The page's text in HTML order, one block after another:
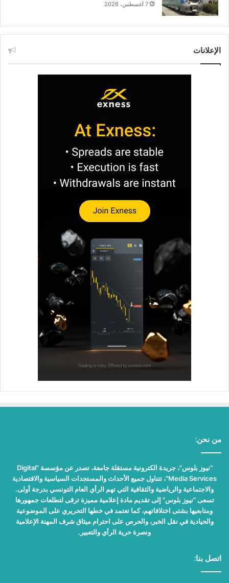
7 أغسطس، 2026
الإعلانات
من نحن:
"نيوز بلوس"، جريدة الكترونية مستقلة جامعة، تصدر عن مؤسسة "Digital
Media Services"، تتناول جميع الأحداث والمستجدات السياسية والاقتصادية
والاجتماعية والرياضية والثقافية التي تهم الرأي العام التونسي بدرجة أولى.
تسعى "نيوز بلوس" إلى تقديم مادة إعلامية مميزة ترقى لتطلعات جمهورها
ومتابعيها بشتى اختلافاتهم، كما تعتمد في خطها التحريري على الموضوعية
والحيادية في نقل الخبر، والحرص على احترام ميثاق شرف المهنة الإعلامية
ونصرة حرية الرأي والتعبير.
اتصل بنا: